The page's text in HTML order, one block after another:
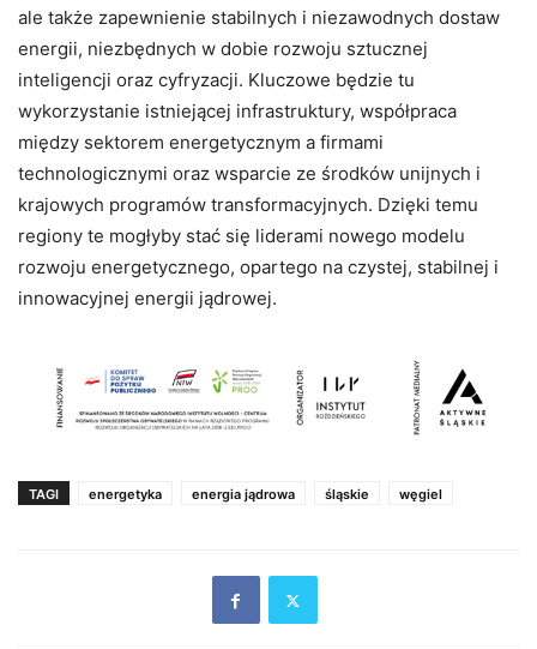
ale także zapewnienie stabilnych i niezawodnych dostaw
energii, niezbędnych w dobie rozwoju sztucznej
inteligencji oraz cyfryzacji. Kluczowe będzie tu
wykorzystanie istniejącej infrastruktury, współpraca
między sektorem energetycznym a firmami
technologicznymi oraz wsparcie ze środków unijnych i
krajowych programów transformacyjnych. Dzięki temu
regiony te mogłyby stać się liderami nowego modelu
rozwoju energetycznego, opartego na czystej, stabilnej i
innowacyjnej energii jądrowej.
TAGI energetyka energia jądrowa śląskie węgiel